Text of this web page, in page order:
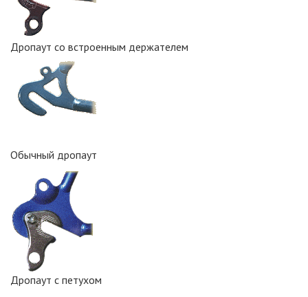
Дропаут со встроенным держателем
Обычный дропаут
Дропаут с петухом